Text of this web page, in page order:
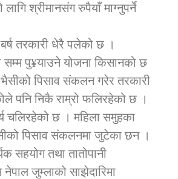
श्रीमानसंग रुपैयाँ माग्नुपर्ने
तरकारी धेरै पलेको छ ।
पु¥याउने योजना किसानको छ
भैसीको पिसाव संकलन गरेर तरकारी
पनि निकै राम्रो फलिरहेको छ ।
चलिरहेको छ । महिला समुहका
पिसाव संकलनमा जुटेका छन ।
सहयोग तथा तातोपानी
जुम्लाको साझेदारिमा